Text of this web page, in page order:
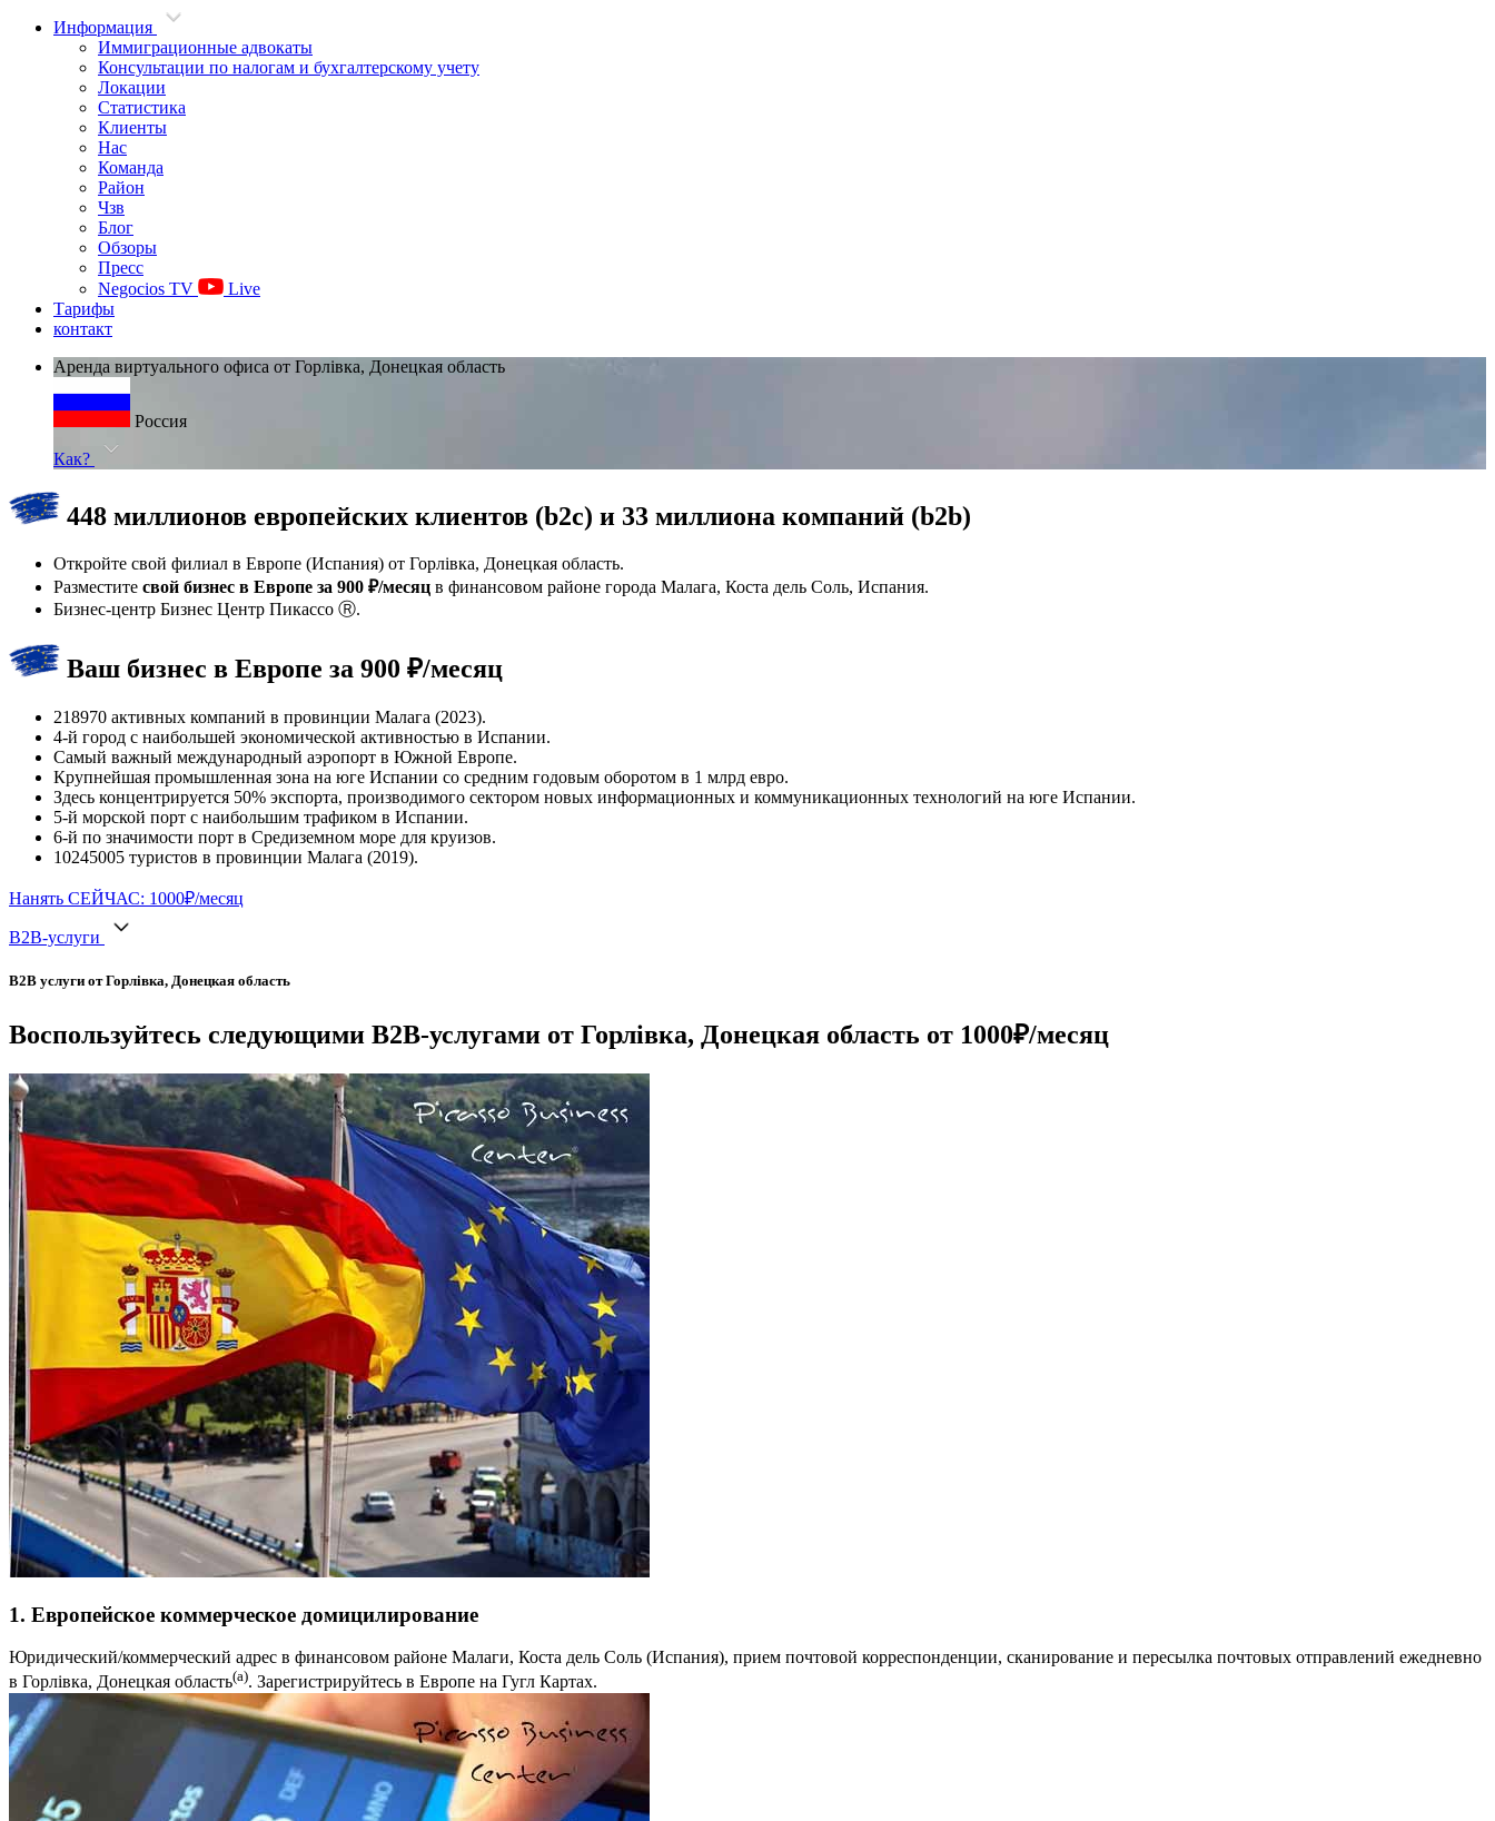
Информация
Иммиграционные адвокаты
Консультации по налогам и бухгалтерскому учету
Локации
Статистика
Клиенты
Нас
Команда
Район
Чзв
Блог
Обзоры
Пресс
Negocios TV
Live
Тарифы
контакт
Аренда виртуального офиса от Горлівка, Донецкая область
Россия
Как?
448 миллионов европейских клиентов (b2c) и 33 миллиона компаний (b2b)
Откройте свой филиал в Европе (Испания) от Горлівка, Донецкая область.
Разместите свой бизнес в Европе за 900 ₽/месяц в финансовом районе города Малага, Коста дель Соль, Испания.
Бизнес-центр Бизнес Центр Пикассо Ⓡ.
Ваш бизнес в Европе за 900 ₽/месяц
218970 активных компаний в провинции Малага (2023).
4-й город с наибольшей экономической активностью в Испании.
Самый важный международный аэропорт в Южной Европе.
Крупнейшая промышленная зона на юге Испании со средним годовым оборотом в 1 млрд евро.
Здесь концентрируется 50% экспорта, производимого сектором новых информационных и коммуникационных технологий на юге Испании.
5-й морской порт с наибольшим трафиком в Испании.
6-й по значимости порт в Средиземном море для круизов.
10245005 туристов в провинции Малага (2019).
Нанять СЕЙЧАС: 1000₽/месяц
B2B-услуги
B2B услуги от Горлівка, Донецкая область
Воспользуйтесь следующими B2B-услугами от Горлівка, Донецкая область от 1000₽/месяц
1. Европейское коммерческое домицилирование
Юридический/коммерческий адрес в финансовом районе Малаги, Коста дель Соль (Испания), прием почтовой корреспонденции, сканирование и пересылка почтовых отправлений ежедневно
в Горлівка, Донецкая область(a). Зарегистрируйтесь в Европе на Гугл Картах.